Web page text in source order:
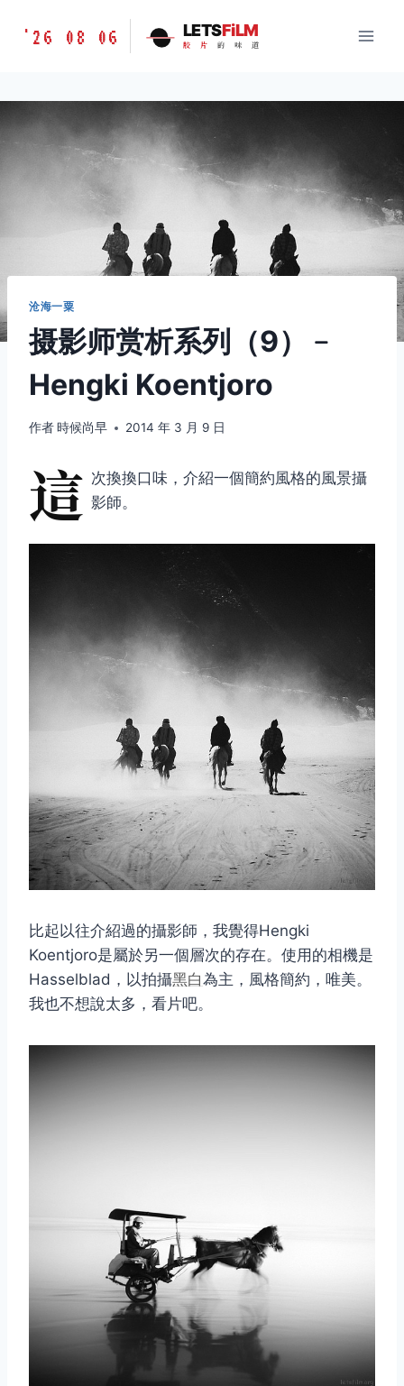
胶
味
道
LETSFILM
'26 08 06 LETSFiLM
胶 片 的 味 道
沧海一粟
摄影师赏析系列（9）﹣
Hengki Koentjoro
作者時候尚早 2014 年 3 月 9 日
這 次換換口味，介紹一個簡約風格的風景攝
影師。
比起以往介紹過的攝影師，我覺得Hengki
Koentjoro是屬於另一個層次的存在。使用的相機是
Hasselblad，以拍攝黑白為主，風格簡約，唯美。
我也不想說太多，看片吧。